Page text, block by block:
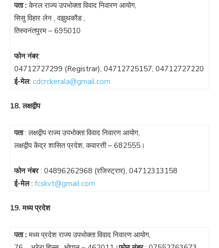
पता :केरल राज्य उपभोक्ता विवाद निवारण आयोग,
सिसु विहार लेन , वझुथकौड ,
तिरुवनंतपुरम – 695010
फोन नंबर:
04712727299 (Registrar), 04712725157, 04712727220
ई-मेल: cdcrckerala@gmail.com
18. लक्षद्वीप
पता: लक्षद्वीप राज्य उपभोक्ता विवाद निवारण आयोग,
लक्षद्वीप केंद्र शासित प्रदेश, कवारत्ती – 682555।
फोन नंबर: 04896262968 (रजिस्ट्रार), 04712313158
ई-मेल: fcskvt@gmail.com
19. मध्य प्रदेश
पता :मध्य प्रदेश राज्य उपभोक्ता विवाद निवारण आयोग,